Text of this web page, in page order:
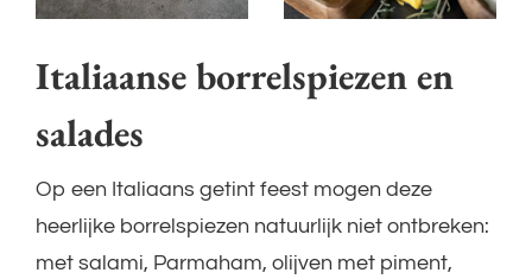
Italiaanse borrelspiezen en
salades
Op een Italiaans getint feest mogen deze
heerlijke borrelspiezen natuurlijk niet ontbreken:
met salami, Parmaham, olijven met piment,